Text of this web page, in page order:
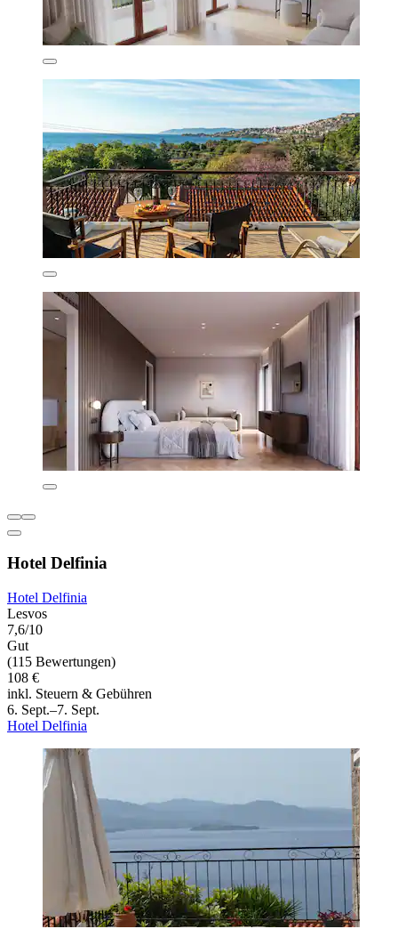
Hotel Delfinia
Hotel Delfinia
Lesvos
7,6/10
Gut
(115 Bewertungen)
108 €
inkl. Steuern & Gebühren
6. Sept.–7. Sept.
Hotel Delfinia